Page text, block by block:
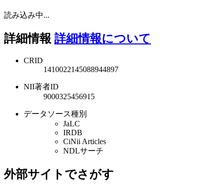
読み込み中...
詳細情報 詳細情報について
CRID
1410022145088944897
NII著者ID
9000325456915
データソース種別
JaLC
IRDB
CiNii Articles
NDLサーチ
外部サイトでさがす